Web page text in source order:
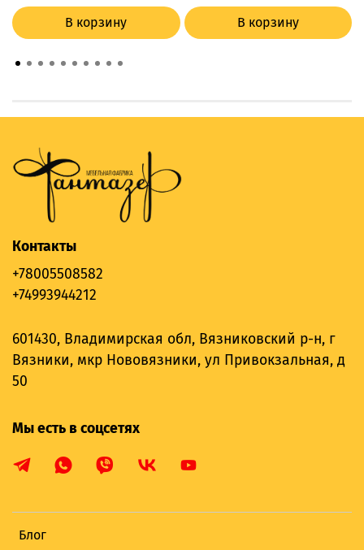
В корзину В корзину
Блог
Контакты
+78005508582
+74993944212
601430, Владимирская обл, Вязниковский р-н, г
Вязники, мкр Нововязники, ул Привокзальная, д
50
Мы есть в соцсетях